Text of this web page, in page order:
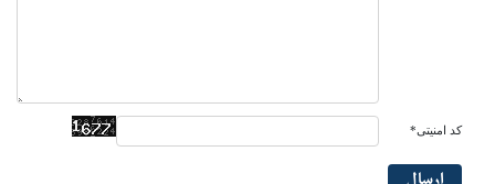
کد امنیتی*